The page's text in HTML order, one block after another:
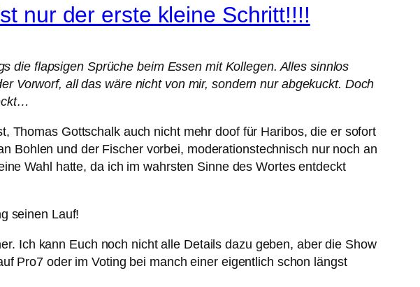
nur der erste kleine Schritt!!!!
die flapsigen Sprüche beim Essen mit Kollegen. Alles sinnlos
Vorworf, all das wäre nicht von mir, sondern nur abgekuckt. Doch
Thomas Gottschalk auch nicht mehr doof für Haribos, die er sofort
Bohlen und der Fischer vorbei, moderationstechnisch nur noch an
Wahl hatte, da ich im wahrsten Sinne des Wortes entdeckt
seinen Lauf!
Ich kann Euch noch nicht alle Details dazu geben, aber die Show
Pro7 oder im Voting bei manch einer eigentlich schon längst